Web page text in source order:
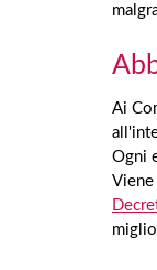
Ai
Ogni
Viene